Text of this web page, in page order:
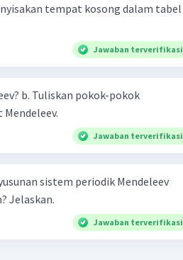
tempat kosong dalam tabel
Jawaban terverifikasi
Jawaban terverifikasi
sistem periodik Mendeleev
Jelaskan.
Jawaban terverifikasi